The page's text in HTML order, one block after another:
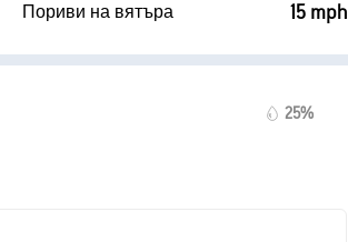
Пориви на вятъра 15 mph
25%